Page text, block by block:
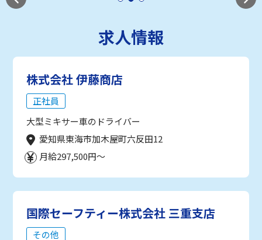
求人情報
株式会社 伊藤商店
正社員
大型ミキサー車のドライバー
愛知県東海市加木屋町六反田12
月給297,500円～
国際セーフティー株式会社 三重支店
その他